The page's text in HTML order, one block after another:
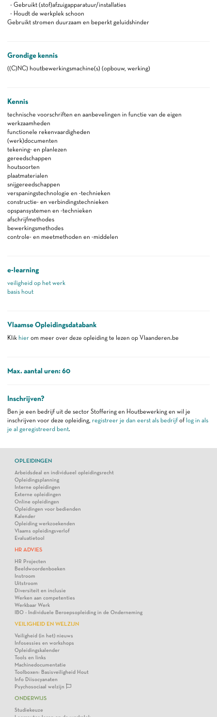
- Gebruikt (stof)afzuigapparatuur/installaties
- Houdt de werkplek schoon
Gebruikt stromen duurzaam en beperkt geluidshinder
Grondige kennis
((C)NC) houtbewerkingsmachine(s) (opbouw, werking)
Kennis
technische voorschriften en aanbevelingen in functie van de eigen
werkzaamheden
functionele rekenvaardigheden
(werk)documenten
tekening- en planlezen
gereedschappen
houtsoorten
plaatmaterialen
snijgereedschappen
verspaningstechnologie en -technieken
constructie- en verbindingstechnieken
opspansystemen en -technieken
afschrijfmethodes
bewerkingsmethodes
controle- en meetmethoden en -middelen
e-learning
veiligheid op het werk
basis hout
Vlaamse Opleidingsdatabank
Klik hier om meer over deze opleiding te lezen op Vlaanderen.be
Max. aantal uren: 60
Inschrijven?
Ben je een bedrijf uit de sector Stoffering en Houtbewerking en wil je
inschrijven voor deze opleiding, registreer je dan eerst als bedrijf of log in als
je al geregistreerd bent.
OPLEIDINGEN
Arbeidsdeal en individueel opleidingsrecht
Opleidingsplanning
Interne opleidingen
Externe opleidingen
Online opleidingen
Opleidingen voor bedienden
Kalender
Opleiding werkzoekenden
Vlaams opleidingsverlof
Evaluatietool
HR ADVIES
HR Projecten
Beeldwoordenboeken
Instroom
Uitstroom
Diversiteit en inclusie
Werken aan competenties
Werkbaar Werk
IBO - Individuele Beroepsopleiding in de Onderneming
VEILIGHEID EN WELZIJN
Veiligheid (in het) nieuws
Infosessies en workshops
Opleidingskalender
Tools en links
Machinedocumentatie
Toolboxen: Basisveiligheid Hout
Info Diisocyanaten
Psychosociaal welzijn
ONDERWIJS
Studiekeuze